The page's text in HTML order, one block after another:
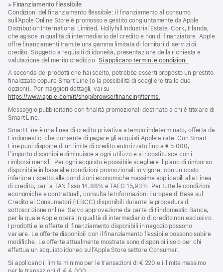
di
pagina
a
piè
di
pagina
※ Finanziamento flessibile
Condizioni del finanziamento flessibile: il finanziamento al consumo
sull’Apple Online Store è promosso e gestito congiuntamente da Apple
Distribution International Limited, Hollyhill Industrial Estate, Cork, Irlanda,
che agisce in qualità di intermediario del credito e non di finanziatore. Apple
offre finanziamenti tramite una gamma limitata di fornitori di servizi di
credito. Soggetto a requisiti di idoneità, presentazione della richiesta e
valutazione del merito creditizio. Si applicano termini e condizioni.
A seconda dei prodotti che hai scelto, potrebbe esserti proposto un prestito
finalizzato oppure Smart Line (o la possibilità di scegliere tra le due
opzioni). Per maggiori dettagli, vai su
https://www.apple.com/it/shop/browse/financing/terms.
Messaggio pubblicitario con finalità promozionali destinato a chi è titolare di
Smart Line:
Smart Line è una linea di credito privativa a tempo indeterminato, offerta da
Findomestic, che consente di pagare gli acquisti Apple a rate. Con Smart
Line puoi disporre di un limite di credito autorizzato fino a € 5.000;
l’importo disponibile diminuisce a ogni utilizzo e si ricostituisce con i
rimborsi mensili. Per ogni acquisto è possibile scegliere il piano di rimborso
disponibile in base alle condizioni promozionali in vigore, con un costo
inferiore rispetto alle condizioni economiche massime applicabili alla Linea
di credito, pari a TAN fisso 14,88% e TAEG 15,93%. Per tutte le condizioni
economiche e contrattuali, consulta le Informazioni Europee di Base sul
Credito ai Consumatori (IEBCC) disponibili durante la procedura di
sottoscrizione online. Salvo approvazione da parte di Findomestic Banca,
per la quale Apple opera in qualità di intermediario di credito non esclusivo.
I prodotti e le offerte di finanziamento disponibili in negozio possono
variare. Le offerte disponibili con il finanziamento flessibile possono subire
modifiche. Le offerte attualmente mostrate sono disponibili solo per chi
effettua un acquisto idoneo sull’Apple Store settore Consumer.
Si applicano il limite minimo per le transazioni di € 220 e il limite massimo